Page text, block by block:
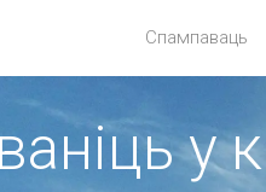
Спампаваць
у